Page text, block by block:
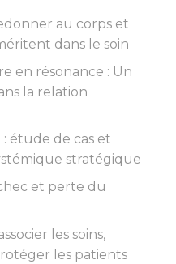
au corps et
dans le soin
en résonance : Un
la relation
étude de cas et
stratégique
et perte du
les soins,
les patients